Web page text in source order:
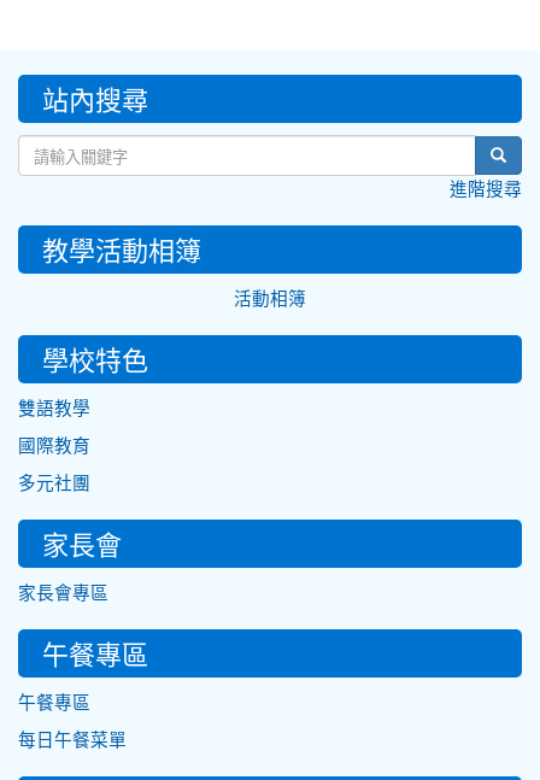
::: 站內搜尋
進階搜尋
教學活動相簿
活動相簿
學校特色
雙語教學
國際教育
多元社團
家長會
家長會專區
午餐專區
午餐專區
每日午餐菜單